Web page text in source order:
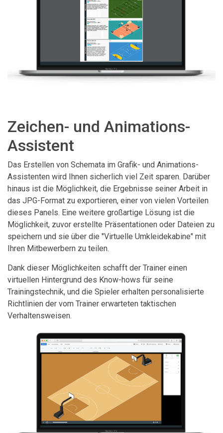
Zeichen- und Animations-
Assistent
Das Erstellen von Schemata im Grafik- und Animations-
Assistenten wird Ihnen sicherlich viel Zeit sparen. Darüber
hinaus ist die Möglichkeit, die Ergebnisse seiner Arbeit in
das JPG-Format zu exportieren, einer von vielen Vorteilen
dieses Panels. Eine weitere großartige Lösung ist die
Möglichkeit, zuvor erstellte Präsentationen oder Dateien zu
speichern und sie über die "Virtuelle Umkleidekabine" mit
Ihren Mitbewerbern zu teilen.
Dank dieser Möglichkeiten schafft der Trainer einen
virtuellen Hintergrund des Know-hows für seine
Trainingstechnik, und die Spieler erhalten personalisierte
Richtlinien der vom Trainer erwarteten taktischen
Verhaltensweisen.